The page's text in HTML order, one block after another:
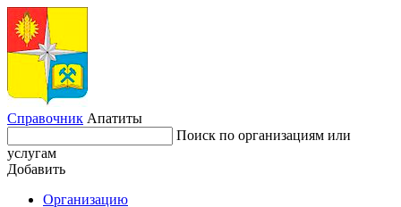
Справочник Апатиты
Поиск по организациям или
услугам
Добавить
Организацию